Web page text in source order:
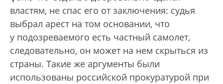
властям, не спас его от заключения: судья
выбрал арест на том основании, что
у подозреваемого есть частный самолет,
следовательно, он может на нем скрыться из
страны. Такие же аргументы были
использованы российской прокуратурой при